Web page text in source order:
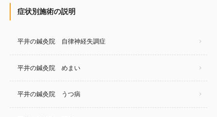
症状別施術の説明
平井の鍼灸院 自律神経失調症
平井の鍼灸院 めまい
平井の鍼灸院 うつ病